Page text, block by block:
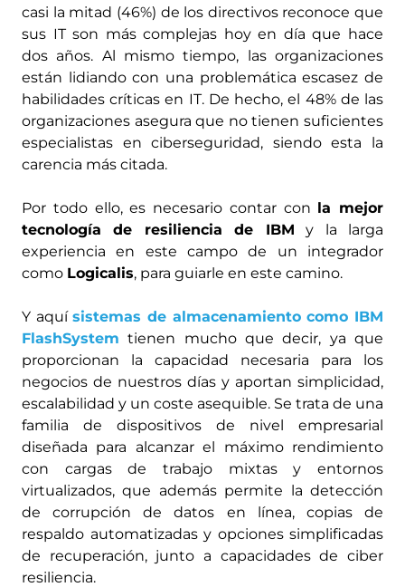
casi la mitad (46%) de los directivos reconoce que
sus IT son más complejas hoy en día que hace
dos años. Al mismo tiempo, las organizaciones
están lidiando con una problemática escasez de
habilidades críticas en IT. De hecho, el 48% de las
organizaciones asegura que no tienen suficientes
especialistas en ciberseguridad, siendo esta la
carencia más citada.
Por todo ello, es necesario contar con la mejor
tecnología de resiliencia de IBM y la larga
experiencia en este campo de un integrador
como Logicalis, para guiarle en este camino.
Y aquísistemas de almacenamiento como IBM
FlashSystem tienen mucho que decir, ya que
proporcionan la capacidad necesaria para los
negocios de nuestros días y aportan simplicidad,
escalabilidad y un coste asequible. Se trata de una
familia de dispositivos de nivel empresarial
diseñada para alcanzar el máximo rendimiento
con cargas de trabajo mixtas y entornos
virtualizados, que además permite la detección
de corrupción de datos en línea, copias de
respaldo automatizadas y opciones simplificadas
de recuperación, junto a capacidades de ciber
resiliencia.